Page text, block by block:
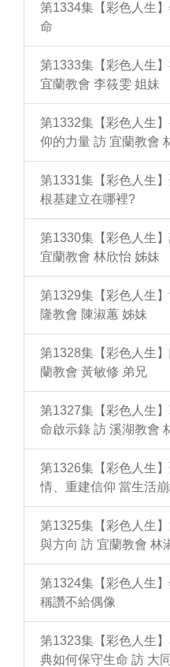
第1334集【彩色人生
命
第1333集【彩色人生
宜蘭教會 李筱雯 姐妹
第1332集【彩色人生
仰的力量 訪 宜蘭教會
第1331集【彩色人生
根基建立在哪裡?
第1330集【彩色人生
宜蘭教會 林欣怡 姊妹
第1329集【彩色人生
隆教會 陳淑蕙 姊妹
第1328集【彩色人生
蘭教會 黃敏修 弟兄
第1327集【彩色人生
命啟示錄 訪 溪湖教會
第1326集【彩色人生
情、重建信仰 當生活
第1325集【彩色人生
與方向 訪 宜蘭教會 林
第1324集【彩色人生
稱讚不給偶像
第1323集【彩色人生
典如何保守生命 訪 大